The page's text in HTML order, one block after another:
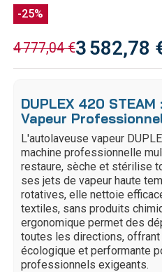
-25%
4 777,04 €3 582,78
DUPLEX 420
Vapeur
L'autolaveuse vapeur
machine professionnelle
restaure, sèche et stérilise
ses jets de vapeur haute
rotatives, elle nettoie
textiles, sans produits
ergonomique permet des
toutes les directions,
écologique et performante
professionnels exigeants.